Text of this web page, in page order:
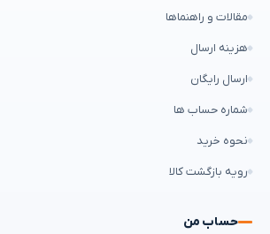
مقالات و راهنماها
هزینه ارسال
ارسال رایگان
شماره حساب ها
نحوه خرید
رویه بازگشت کالا
حساب من